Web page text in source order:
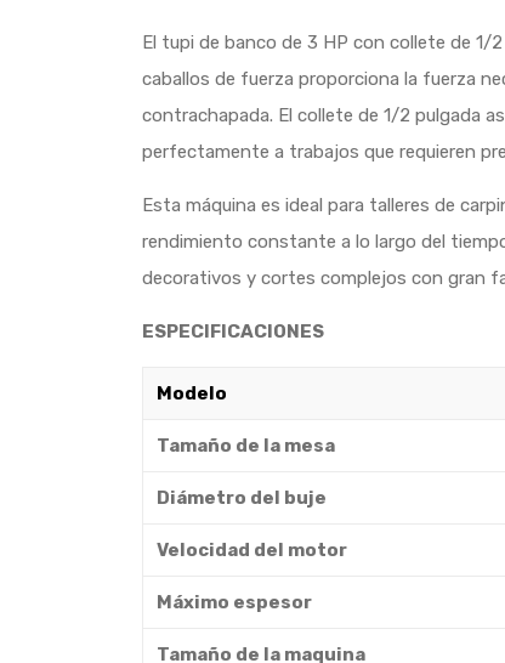
El tupi de banco de 3 HP con collete de 1/
caballos de fuerza proporciona la fuerza
contrachapada. El collete de 1/2 pulgada
perfectamente a trabajos que requieren
Esta máquina es ideal para talleres de
rendimiento constante a lo largo del
decorativos y cortes complejos con gran
ESPECIFICACIONES
Modelo
Tamaño de la mesa
Diámetro del buje
Velocidad del motor
Máximo espesor
Tamaño de la maquina